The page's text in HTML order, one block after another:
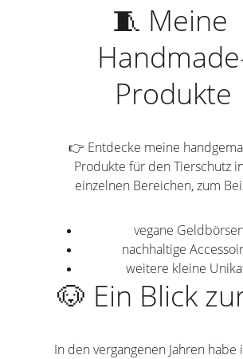
🧵 Meine
Produkte
👉 Entdecke meine
Produkte für den Tierschutz
einzelnen Bereichen, zum
vegane
nachhaltige
weitere kleine
🐶 Ein Blick
In den vergangenen Jahren habe